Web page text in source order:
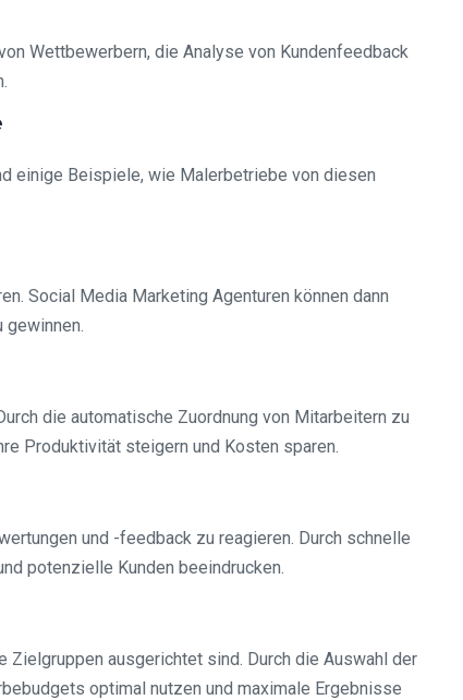
Wettbewerbern, die Analyse von Kundenfeedback
einige Beispiele, wie Malerbetriebe von diesen
Social Media Marketing Agenturen können dann
die automatische Zuordnung von Mitarbeitern zu
Produktivität steigern und Kosten sparen.
und -feedback zu reagieren. Durch schnelle
potenzielle Kunden beeindrucken.
ausgerichtet sind. Durch die Auswahl der
optimal nutzen und maximale Ergebnisse